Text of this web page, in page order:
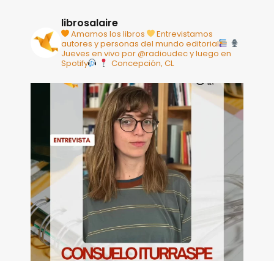
librosalaire
Amamos los libros
Entrevistamos
autores y personas del mundo editorial
Jueves en vivo por @radioudec y luego en
Spotify
Concepción, CL